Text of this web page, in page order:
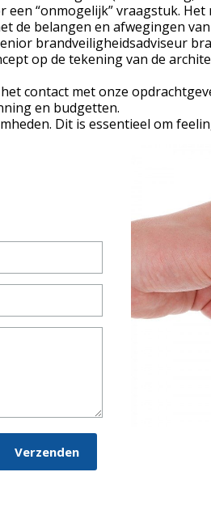
“onmogelijk” vraagstuk.
de belangen en afwegingen
brandveiligheidsadviseur
op de tekening van de
contact met onze
en budgetten.
Dit is essentieel om